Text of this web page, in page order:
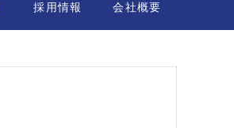
採用情報 会社概要